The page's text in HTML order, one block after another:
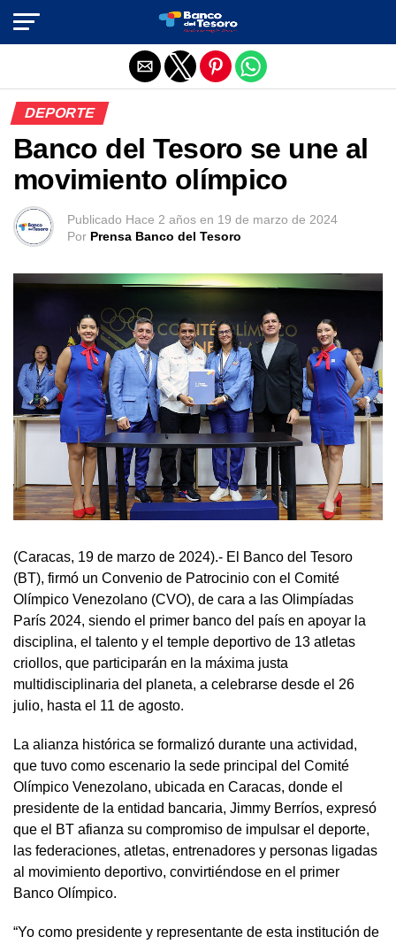
DEPORTE
Banco del Tesoro se une al
movimiento olímpico
Publicado Hace 2 años en 19 de marzo de 2024
Por Prensa Banco del Tesoro
(Caracas, 19 de marzo de 2024).- El Banco del Tesoro
(BT), firmó un Convenio de Patrocinio con el Comité
Olímpico Venezolano (CVO), de cara a las Olimpíadas
París 2024, siendo el primer banco del país en apoyar la
disciplina, el talento y el temple deportivo de 13 atletas
criollos, que participarán en la máxima justa
multidisciplinaria del planeta, a celebrarse desde el 26
julio, hasta el 11 de agosto.
La alianza histórica se formalizó durante una actividad,
que tuvo como escenario la sede principal del Comité
Olímpico Venezolano, ubicada en Caracas, donde el
presidente de la entidad bancaria, Jimmy Berríos, expresó
que el BT afianza su compromiso de impulsar el deporte,
las federaciones, atletas, entrenadores y personas ligadas
al movimiento deportivo, convirtiéndose en el primer
Banco Olímpico.
“Yo como presidente y representante de esta institución de
Salir de la versión móvil